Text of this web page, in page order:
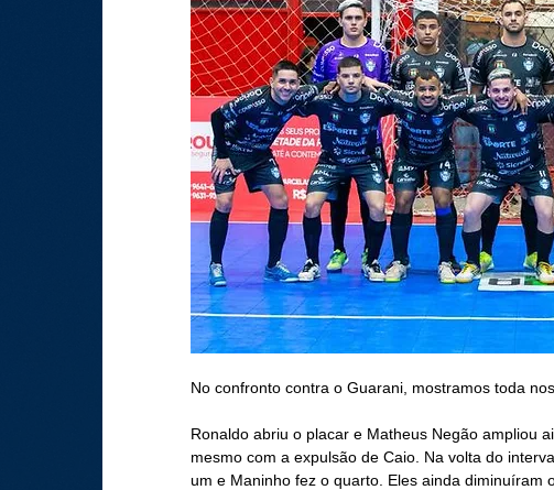
No confronto contra o Guarani, mostramos toda
Ronaldo abriu o placar e Matheus Negão ampliou
mesmo com a expulsão de Caio. Na volta do
um e Maninho fez o quarto. Eles ainda diminuíram